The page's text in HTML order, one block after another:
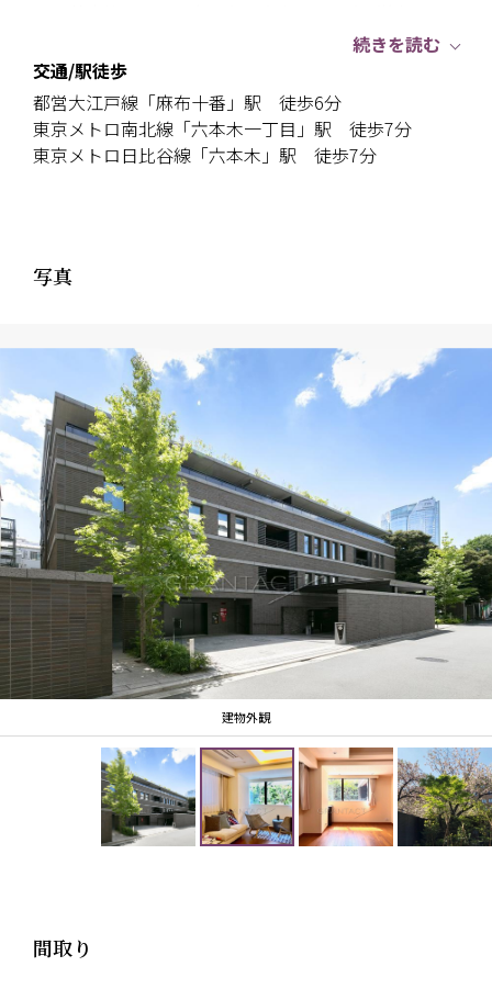
→浴室サイズはゆとりある1620
→床暖房有り（リビングダイニング・キッチン・洋
室）
■内廊下設計
■コンシェルジュサービス有り※勤務時間9：00～
■一般（スタンダード）
全長：約5,300mm以下、全幅：約1,950mm以下、全
高：約1,550mm以下、車両重量：約2,500kg以下、オ
ーバーハングA：約1,300mm以下
■ハイルーフ
全長：約5,300mm以下、全幅：約1,950mm以下、全
高：約2,000mm以下、車両重量：約2,500kg以下、オ
ーバーハングA：約1,300mm以下
【六本木、名作の丘に住まう】
■進化し続ける街の「静寂」を手に入れる贅沢
六本木ヒルズや東京ミッドタウンなど、東京のダイナ
ミズムを象徴する大規模開発が身近にありながら 、一
歩奥へ入れば驚くほどの静寂と深い緑が広がる「飯倉
片町」の丘に誕生します 。
■巨匠の精神を継承する「坂倉建築研究所」による監
ル・コルビュジエに師事した建築家たちの系譜を継ぐ
「坂倉建築研究所」がデザインを監修しました 。
■「一つの大邸宅」という思想が息づく迎賓空間
続きを読む
交通/駅徒歩
都営大江戸線「麻布十番」駅 徒歩6分
東京メトロ南北線「六本木一丁目」駅 徒歩7分
東京メトロ日比谷線「六本木」駅 徒歩7分
写真
建物外観
間取り